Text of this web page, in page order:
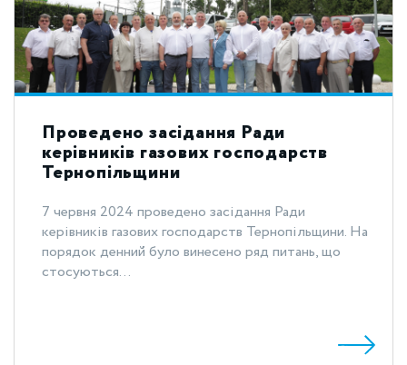
Проведено засідання Ради
керівників газових господарств
Тернопільщини
7 червня 2024 проведено засідання Ради
керівників газових господарств Тернопільщини. На
порядок денний було винесено ряд питань, що
стосуються...